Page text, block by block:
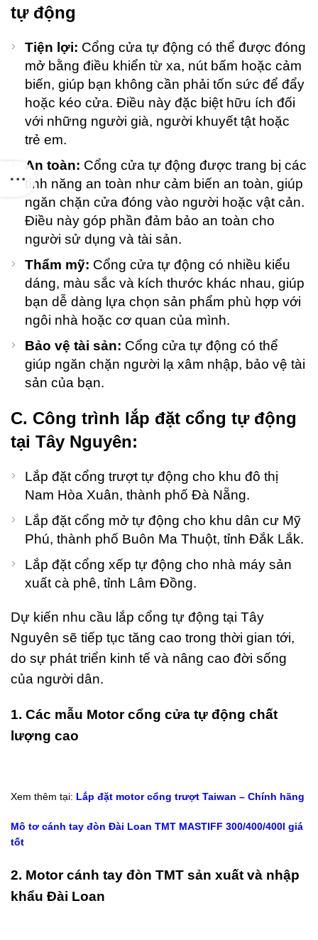
tự động
Tiện lợi: Cổng cửa tự động có thể được đóng
mở bằng điều khiển từ xa, nút bấm hoặc cảm
biến, giúp bạn không cần phải tốn sức để đẩy
hoặc kéo cửa. Điều này đặc biệt hữu ích đối
với những người già, người khuyết tật hoặc
trẻ em.
An toàn: Cổng cửa tự động được trang bị các
tính năng an toàn như cảm biến an toàn, giúp
ngăn chặn cửa đóng vào người hoặc vật cản.
Điều này góp phần đảm bảo an toàn cho
người sử dụng và tài sản.
Thẩm mỹ: Cổng cửa tự động có nhiều kiểu
dáng, màu sắc và kích thước khác nhau, giúp
bạn dễ dàng lựa chọn sản phẩm phù hợp với
ngôi nhà hoặc cơ quan của mình.
Bảo vệ tài sản: Cổng cửa tự động có thể
giúp ngăn chặn người lạ xâm nhập, bảo vệ tài
sản của bạn.
C. Công trình lắp đặt cổng tự động
tại Tây Nguyên:
Lắp đặt cổng trượt tự động cho khu đô thị
Nam Hòa Xuân, thành phố Đà Nẵng.
Lắp đặt cổng mở tự động cho khu dân cư Mỹ
Phú, thành phố Buôn Ma Thuột, tỉnh Đắk Lắk.
Lắp đặt cổng xếp tự động cho nhà máy sản
xuất cà phê, tỉnh Lâm Đồng.
Dự kiến nhu cầu lắp cổng tự động tại Tây
Nguyên sẽ tiếp tục tăng cao trong thời gian tới,
do sự phát triển kinh tế và nâng cao đời sống
của người dân.
1. Các mẫu Motor cổng cửa tự động chất
lượng cao
Xem thêm tại: Lắp đặt motor cổng trượt Taiwan – Chính hãng
Mô tơ cánh tay đòn Đài Loan TMT MASTIFF 300/400/400l giá
tốt
2. Motor cánh tay đòn TMT sản xuất và nhập
khẩu Đài Loan